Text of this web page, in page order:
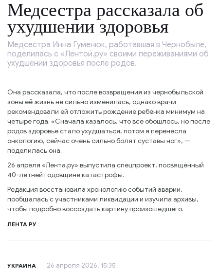
Медсестра рассказала об
ухудшении здоровья
Медсестра Инна Гуменюк, работавшая в Чернобыле,
поделилась с «Лентой.ру» своими переживаниями об
ухудшении здоровья после родов.
Она рассказала, что после возвращения из чернобыльской
зоны её жизнь не сильно изменилась, однако врачи
рекомендовали ей отложить рождение ребёнка минимум на
четыре года. «Сначала казалось, что всё обошлось, но после
родов здоровье стало ухудшаться, потом я перенесла
онкологию, сейчас очень сильно болят суставы ног», —
поделилась она.
26 апреля «Лента.ру» выпустила спецпроект, посвящённый
40-летней годовщине катастрофы.
Редакция восстановила хронологию событий аварии,
пообщалась с участниками ликвидации и изучила архивы,
чтобы подробно воссоздать картину произошедшего.
ЛЕНТА РУ
УКРАИНА 26 апреля 2026, 15:35